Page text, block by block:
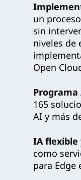
un
sin
niveles de
Open
165
AI y más
IA flexible
como
para Edge